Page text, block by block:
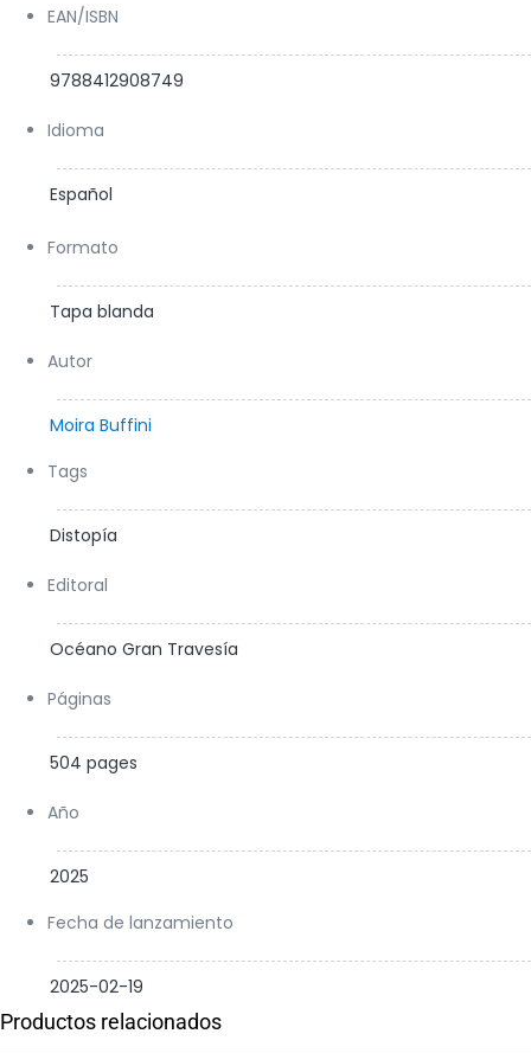
EAN/ISBN
9788412908749
Idioma
Español
Formato
Tapa blanda
Autor
Moira Buffini
Tags
Distopía
Editoral
Océano Gran Travesía
Páginas
504 pages
Año
2025
Fecha de lanzamiento
2025-02-19
Productos relacionados